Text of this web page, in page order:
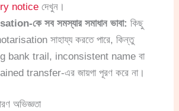
notice দেখুন।
কে সব সমস্যার সমাধান ভাবা: কিছু
সাহায্য করতে পারে, কিন্তু
bank trail, inconsistent name বা
transfer-এর জায়গা পূরণ করে না।
অভিজ্ঞতা